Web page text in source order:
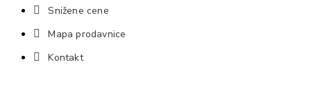
Snižene cene
Mapa prodavnice
Kontakt